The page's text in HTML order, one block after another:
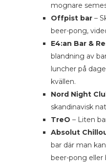
mognare
Offpist bar –
beer-pong,
E4:an Bar &
blandning av
luncher på
kvällen.
Nord Night
skandinavisk
TreO – Liten
Absolut
bar där man
beer-pong eller